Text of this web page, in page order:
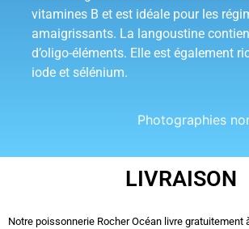
vitamines B et est idéale pour les
amaigrissants. La langoustine
d’oligo-éléments. Elle est également
iode et sélénium.
Photographies
LIVRAISON
Notre poissonnerie Rocher Océan livre gratuitement